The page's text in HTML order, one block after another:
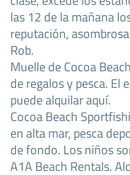
las 12 de la mañana
reputación,
Rob.
Muelle de Cocoa
de regalos y pesca. El
puede alquilar aquí.
Cocoa Beach
en alta mar, pesca
de fondo. Los niños
A1A Beach Rentals.